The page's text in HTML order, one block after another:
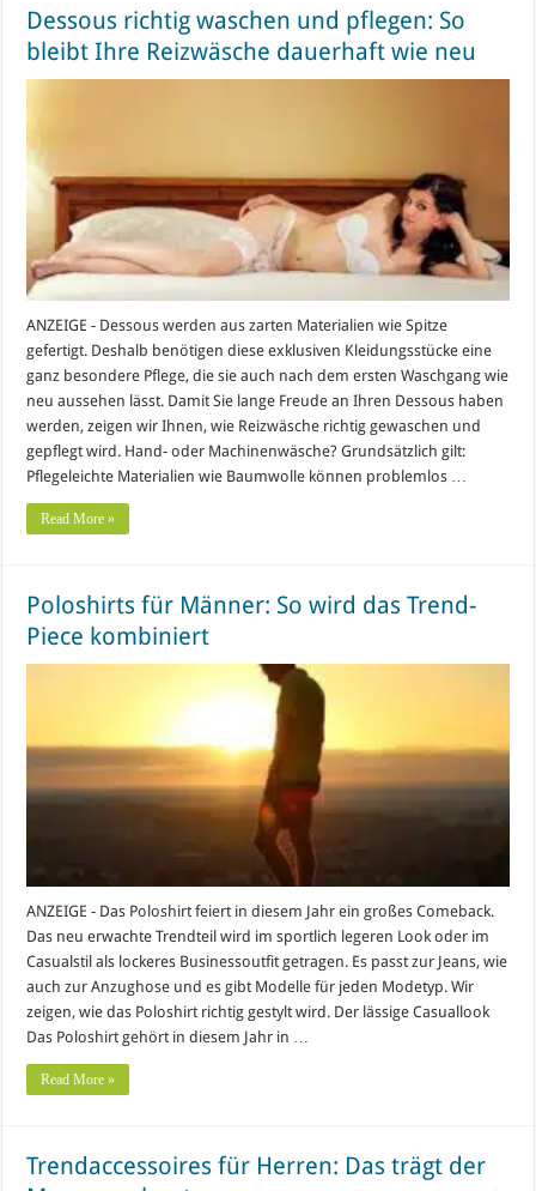
Dessous richtig waschen und pflegen: So
bleibt Ihre Reizwäsche dauerhaft wie neu
ANZEIGE - Dessous werden aus zarten Materialien wie Spitze
gefertigt. Deshalb benötigen diese exklusiven Kleidungsstücke eine
ganz besondere Pflege, die sie auch nach dem ersten Waschgang wie
neu aussehen lässt. Damit Sie lange Freude an Ihren Dessous haben
werden, zeigen wir Ihnen, wie Reizwäsche richtig gewaschen und
gepflegt wird. Hand- oder Machinenwäsche? Grundsätzlich gilt:
Pflegeleichte Materialien wie Baumwolle können problemlos …
Read More »
Poloshirts für Männer: So wird das Trend-
Piece kombiniert
ANZEIGE - Das Poloshirt feiert in diesem Jahr ein großes Comeback.
Das neu erwachte Trendteil wird im sportlich legeren Look oder im
Casualstil als lockeres Businessoutfit getragen. Es passt zur Jeans, wie
auch zur Anzughose und es gibt Modelle für jeden Modetyp. Wir
zeigen, wie das Poloshirt richtig gestylt wird. Der lässige Casuallook
Das Poloshirt gehört in diesem Jahr in …
Read More »
Trendaccessoires für Herren: Das trägt der